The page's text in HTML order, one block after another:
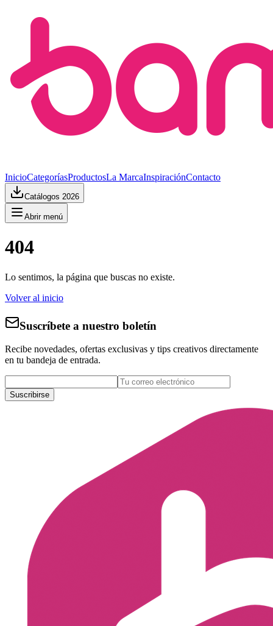
InicioCategoríasProductosLa MarcaInspiraciónContacto
Catálogos 2026
Abrir menú
404
Lo sentimos, la página que buscas no existe.
Volver al inicio
Suscríbete a nuestro boletín
Recibe novedades, ofertas exclusivas y tips creativos directamente
en tu bandeja de entrada.
Suscribirse